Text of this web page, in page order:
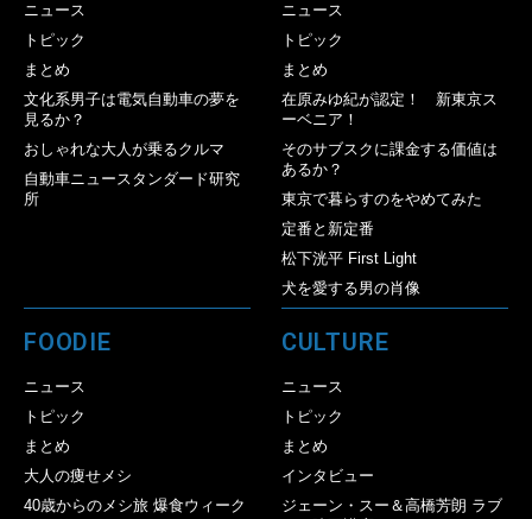
ニュース
トピック
まとめ
文化系男子は電気自動車の夢を
見るか？
おしゃれな大人が乗るクルマ
自動車ニュースタンダード研究
所
ニュース
トピック
まとめ
在原みゆ紀が認定！ 新東京ス
ーベニア！
そのサブスクに課金する価値は
あるか？
東京で暮らすのをやめてみた
定番と新定番
松下洸平 First Light
犬を愛する男の肖像
FOODIE
ニュース
トピック
まとめ
大人の痩せメシ
40歳からのメシ旅 爆食ウィーク
CULTURE
ニュース
トピック
まとめ
インタビュー
ジェーン・スー＆高橋芳朗 ラブ